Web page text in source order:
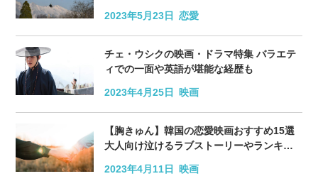
2023年5月23日 恋愛
チェ・ウシクの映画・ドラマ特集 バラエテ
ィでの一面や英語が堪能な経歴も
2023年4月25日 映画
【胸きゅん】韓国の恋愛映画おすすめ15選
大人向け泣けるラブストーリーやランキン
2023年4月11日 映画